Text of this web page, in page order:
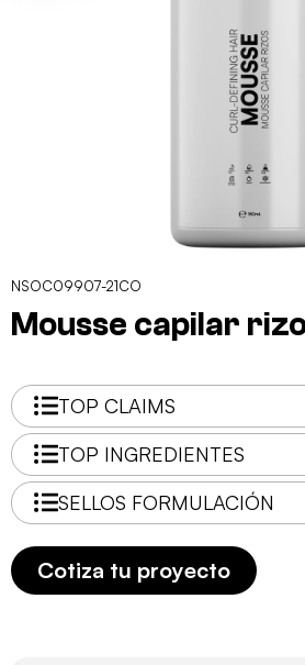
NSOC09907-21CO
Mousse capilar
TOP CLAIMS
TOP INGREDIENTES
SELLOS FORMULACIÓN
Cotiza tu proyecto